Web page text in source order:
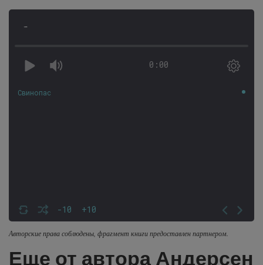
-
0:00
-10 +10
Свинопас
Авторские права соблюдены, фрагмент книги предоставлен партнером.
Еще от автора Андерсен